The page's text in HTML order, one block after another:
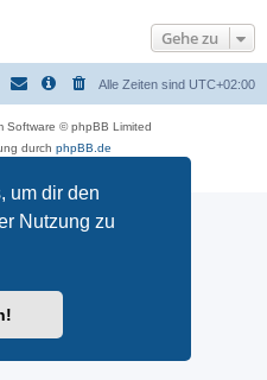
um dir den
Nutzung zu
Gehe zu
Alle Zeiten sind UTC+02:00
Software © phpBB Limited
durch phpBB.de